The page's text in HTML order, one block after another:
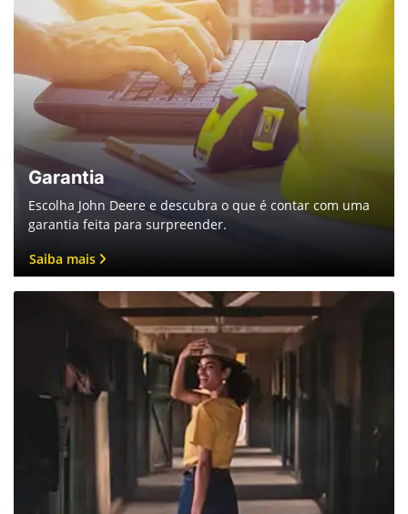
Garantia
Escolha John Deere e descubra o que é contar com uma
garantia feita para surpreender.
Saiba mais